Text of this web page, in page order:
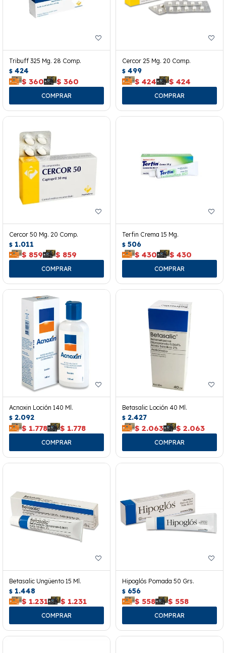
Tribuff 325 Mg. 28 Comp.
$ 424
$ 360 $ 360
Cercor 25 Mg. 20 Comp.
$ 499
$ 424 $ 424
Cercor 50 Mg. 20 Comp.
$ 1.011
$ 859 $ 859
Terfin Crema 15 Mg.
$ 506
$ 430 $ 430
Acnoxin Loción 140 Ml.
$ 2.092
$ 1.778 $ 1.778
Betasalic Loción 40 Ml.
$ 2.427
$ 2.063 $ 2.063
Betasalic Ungüento 15 Ml.
$ 1.448
$ 1.231 $ 1.231
Hipoglós Pomada 50 Grs.
$ 656
$ 558 $ 558